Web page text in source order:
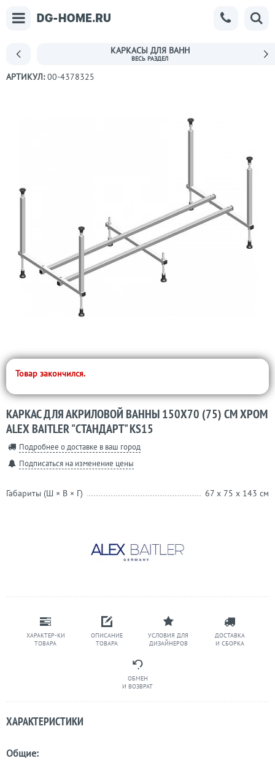
КАРКАСЫ ДЛЯ ВАНН
АРТИКУЛ:00-4378325
ХАРАКТЕР-КИ
ТОВАРА
ОПИСАНИЕ
ТОВАРА
УСЛОВИЯ ДЛЯ
ДИЗАЙНЕРОВ
ДОСТАВКА
И СБОРКА
ОБМЕН
И ВОЗВРАТ
Товар закончился.
КАРКАС ДЛЯ АКРИЛОВОЙ ВАННЫ 150X70 (75) СМ ХРОМ
ALEX BAITLER "СТАНДАРТ" KS15
Подробнее о доставке в ваш город
Подписаться на изменение цены
Габариты (Ш × В × Г) 67 x 75 x 143 см
ХАРАКТЕРИСТИКИ
Общие: